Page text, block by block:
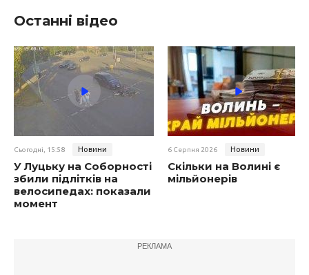
Останні відео
Сьогодні, 15:58 Новини
У Луцьку на Соборності
збили підлітків на
велосипедах: показали
момент
6 Серпня 2026 Новини
Скільки на Волині є
мільйонерів
РЕКЛАМА